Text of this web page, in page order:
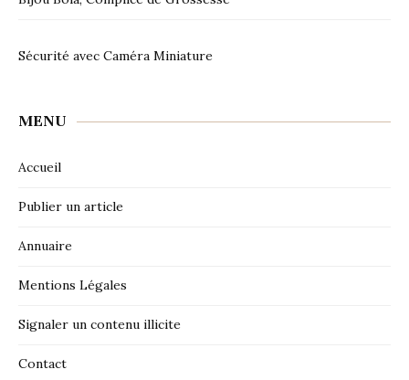
Sécurité avec Caméra Miniature
MENU
Accueil
Publier un article
Annuaire
Mentions Légales
Signaler un contenu illicite
Contact